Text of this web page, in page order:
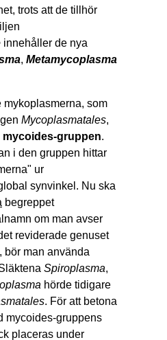
trots att de tillhör
innehåller de nya
, Metamycoplasma
som
Mycoplasmatales,
mycoides-gruppen.
i den gruppen hittar
ur
synvinkel. Nu ska
begreppet
om man avser
reviderade genuset
bör man använda
Spiroplasma,
hörde tidigare
. För att betona
mycoides-gruppens
placeras under